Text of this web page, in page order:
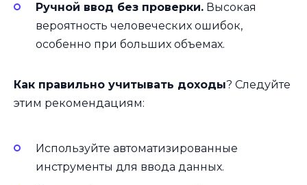
Ручной ввод без проверки. Высокая
вероятность человеческих ошибок,
особенно при больших объемах.
Как правильно учитывать доходы? Следуйте
этим рекомендациям:
Используйте автоматизированные
инструменты для ввода данных.